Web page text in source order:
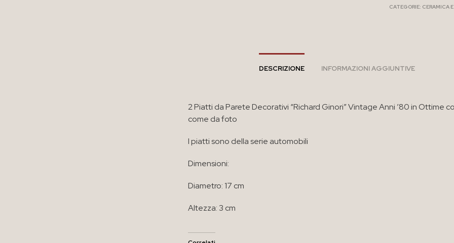
CATEGORIE: CERAMICA
DESCRIZIONE INFORMAZIONI AGGIUNTIVE
2 Piatti da Parete Decorativi “Richard Ginori” Vintage Anni ’80 in Ottime
come da foto
I piatti sono della serie automobili
Dimensioni:
Diametro: 17 cm
Altezza: 3 cm